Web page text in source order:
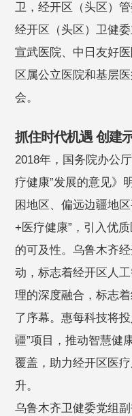
卫，经开区（头区）
经开区（头区）卫健
宣武医院、中日友好
区属公立医院和基层
会。
抓住时代机遇 创建
2018年，国务院办公
疗健康”发展的意见》
困地区、偏远边疆地
+医疗健康”，引入优
的可及性。乌鲁木齐
动，标志着经开区人
理的深度融合，标志
了序幕。惠每科技将
疆”项目，推动智慧健
覆盖，助力经开区医
升。
乌鲁木齐卫健委党组